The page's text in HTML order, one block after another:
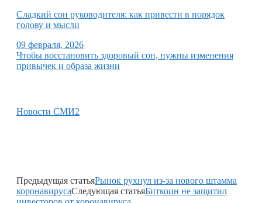
Сладкий сон руководителя: как привести в порядок
голову и мысли
09 февраля, 2026
Чтобы восстановить здоровый сон, нужны изменения
привычек и образа жизни
Новости СМИ2
Предыдущая статьяРынок рухнул из-за нового штамма
коронавирусаСледующая статьяБиткоин не защитил